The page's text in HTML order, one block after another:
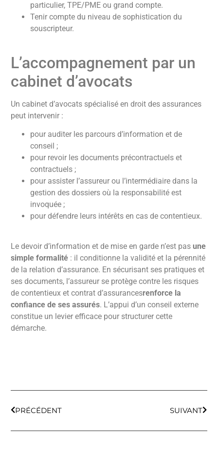
particulier, TPE/PME ou grand compte.
Tenir compte du niveau de sophistication du
souscripteur.
L’accompagnement par un
cabinet d’avocats
Un cabinet d’avocats spécialisé en droit des assurances
peut intervenir :
pour auditer les parcours d’information et de
conseil ;
pour revoir les documents précontractuels et
contractuels ;
pour assister l’assureur ou l’intermédiaire dans la
gestion des dossiers où la responsabilité est
invoquée ;
pour défendre leurs intérêts en cas de contentieux.
Le devoir d’information et de mise en garde n’est pasune
simple formalité : il conditionne la validité et la pérennité
de la relation d’assurance. En sécurisant ses pratiques et
ses documents, l’assureur se protège contre les risques
de contentieux et contrat d’assurancesrenforce la
confiance de ses assurés. L’appui d’un conseil externe
constitue un levier efficace pour structurer cette
démarche.
PRÉCÉDENT SUIVANT